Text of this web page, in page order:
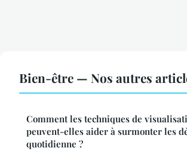
Bien-être — Nos autres
Comment les techniques de
peuvent-elles aider à surmonter les
quotidienne ?